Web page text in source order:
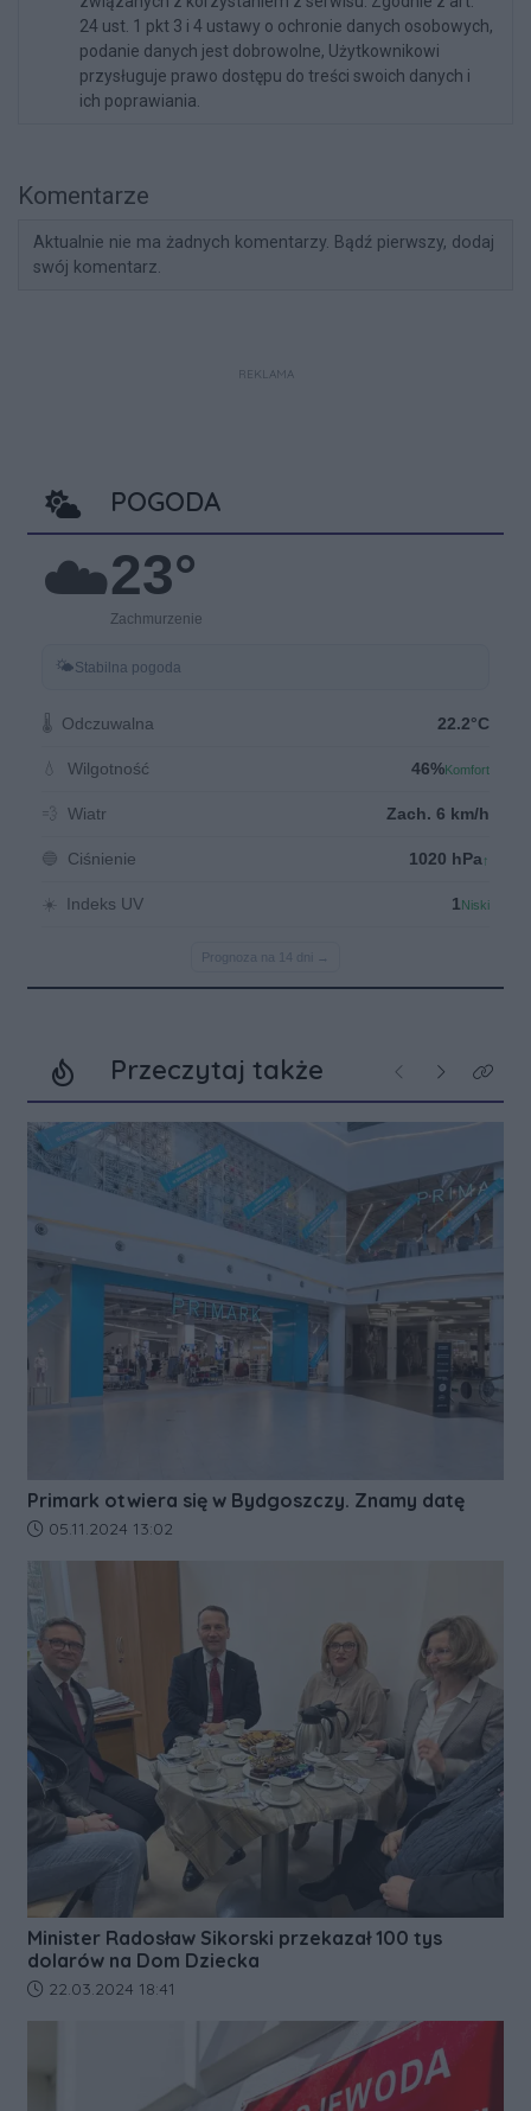
24 ust. 1 pkt 3 i 4 ustawy o ochronie danych osobowych,
podanie danych jest dobrowolne, Użytkownikowi
przysługuje prawo dostępu do treści swoich danych i
ich poprawiania.
Komentarze
Aktualnie nie ma żadnych komentarzy. Bądź pierwszy, dodaj
swój komentarz.
REKLAMA
POGODA
Przeczytaj także Poprzednie
NastępneKliknij
Primark otwiera się w Bydgoszczy. Znamy datę
Data dodania artykułu:
05.11.2024 13:02
Minister Radosław Sikorski przekazał 100 tys
dolarów na Dom Dziecka
Data dodania artykułu:
22.03.2024 18:41